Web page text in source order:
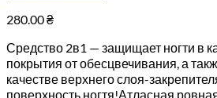
280.00₴
Средство 2в1 — защищает ногти в
покрытия от обесцвечивания, а
качестве верхнего слоя-
поверхность ногтя!Атласная